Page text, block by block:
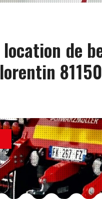
de
81150